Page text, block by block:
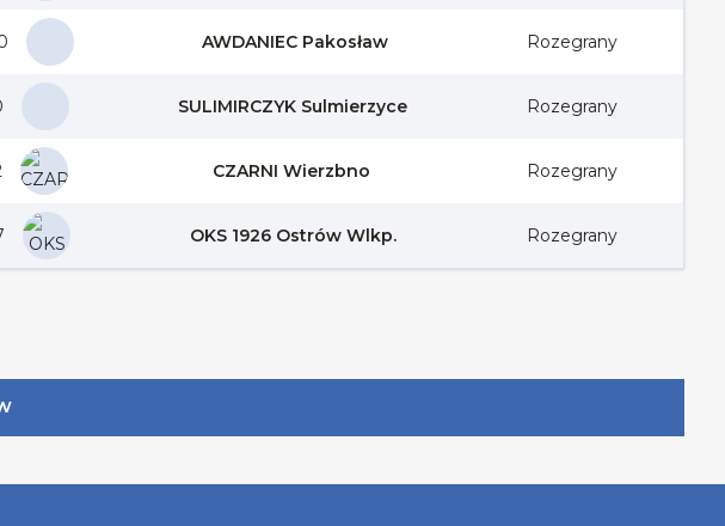
AWDANIEC Pakosław Rozegrany
SULIMIRCZYK Sulmierzyce Rozegrany
CZARNI Wierzbno Rozegrany
OKS 1926 Ostrów Wlkp. Rozegrany